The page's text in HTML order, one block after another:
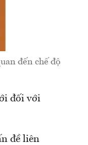
đến chế độ
đối với
đề liên